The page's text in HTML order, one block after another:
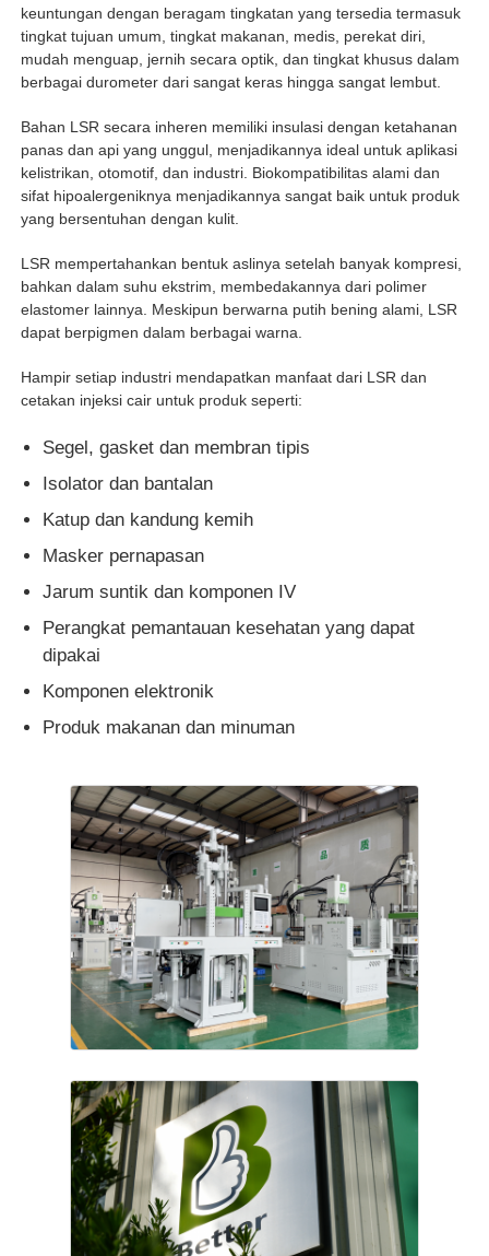
keuntungan dengan beragam tingkatan yang tersedia termasuk
tingkat tujuan umum, tingkat makanan, medis, perekat diri,
mudah menguap, jernih secara optik, dan tingkat khusus dalam
berbagai durometer dari sangat keras hingga sangat lembut.
Bahan LSR secara inheren memiliki insulasi dengan ketahanan
panas dan api yang unggul, menjadikannya ideal untuk aplikasi
kelistrikan, otomotif, dan industri. Biokompatibilitas alami dan
sifat hipoalergeniknya menjadikannya sangat baik untuk produk
yang bersentuhan dengan kulit.
LSR mempertahankan bentuk aslinya setelah banyak kompresi,
bahkan dalam suhu ekstrim, membedakannya dari polimer
elastomer lainnya. Meskipun berwarna putih bening alami, LSR
dapat berpigmen dalam berbagai warna.
Hampir setiap industri mendapatkan manfaat dari LSR dan
cetakan injeksi cair untuk produk seperti:
Segel, gasket dan membran tipis
Isolator dan bantalan
Katup dan kandung kemih
Masker pernapasan
Jarum suntik dan komponen IV
Perangkat pemantauan kesehatan yang dapat
dipakai
Komponen elektronik
Produk makanan dan minuman